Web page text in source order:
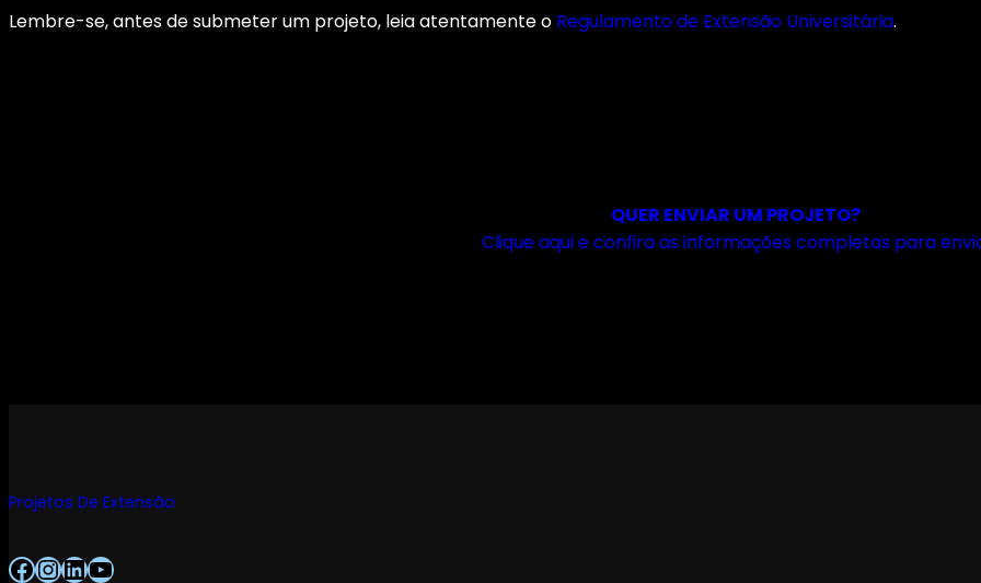
Lembre-se, antes de submeter um projeto, leia atentamente o Regulamento de Extensão Universitária.
QUER ENVIAR UM PROJETO?
Clique aqui e confira as informações completas para
Projetos De Extensão
Facebook InstagramLinkedIn Youtube